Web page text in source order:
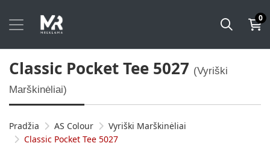
0
Classic Pocket Tee 5027 (Vyriški
Marškinėliai)
Pradžia AS Colour
Vyriški Marškinėliai
Classic Pocket Tee 5027